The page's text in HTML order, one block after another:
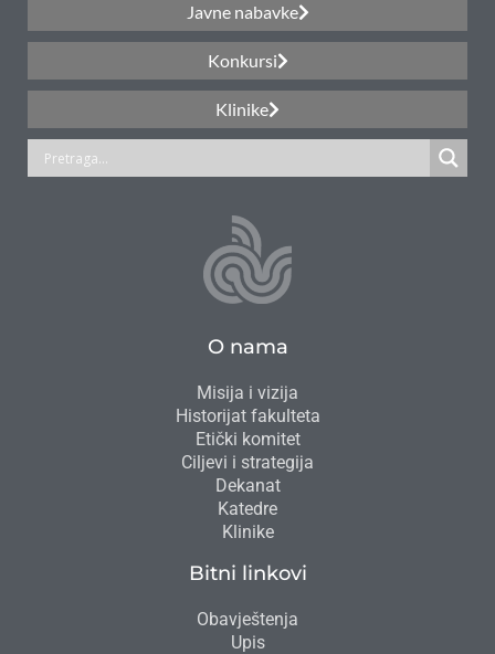
Javne nabavke
Konkursi
Klinike
O nama
Misija i vizija
Historijat fakulteta
Etički komitet
Ciljevi i strategija
Dekanat
Katedre
Klinike
Bitni linkovi
Obavještenja
Upis